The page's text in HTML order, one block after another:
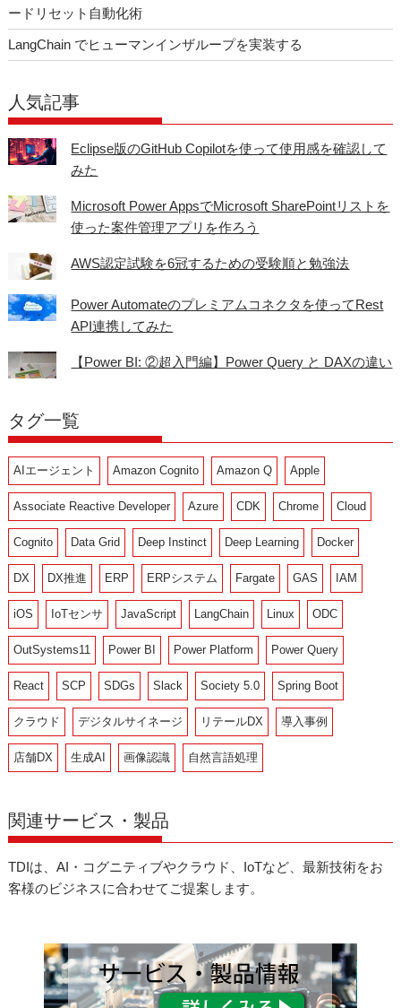
ードリセット自動化術
LangChain でヒューマンインザループを実装する
人気記事
Eclipse版のGitHub Copilotを使って使用感を確認して
みた
Microsoft Power AppsでMicrosoft SharePointリストを
使った案件管理アプリを作ろう
AWS認定試験を6冠するための受験順と勉強法
Power Automateのプレミアムコネクタを使ってRest
API連携してみた
【Power BI: ②超入門編】Power Query と DAXの違い
タグ一覧
AIエージェント Amazon Cognito Amazon Q Apple
Associate Reactive Developer Azure CDK Chrome Cloud
Cognito Data Grid Deep Instinct Deep Learning Docker
DX DX推進 ERP ERPシステム Fargate GAS IAM
iOS IoTセンサ JavaScript LangChain Linux ODC
OutSystems11 Power BI Power Platform Power Query
React SCP SDGs Slack Society 5.0 Spring Boot
クラウド デジタルサイネージ リテールDX 導入事例
店舗DX 生成AI 画像認識 自然言語処理
関連サービス・製品
TDIは、AI・コグニティブやクラウド、IoTなど、最新技術をお
客様のビジネスに合わせてご提案します。